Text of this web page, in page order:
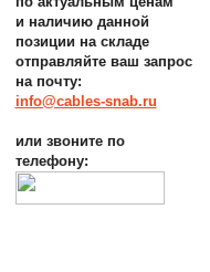
и наличию данной
позиции на складе
отправляйте ваш запрос
на почту:
info@cables-snab.ru
или звоните по
телефону: